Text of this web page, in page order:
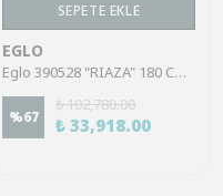
SEPETE EKLE
EGLO
Eglo 390528 "RIAZA" 180 Cm Yüksekliğinde 83 Cm Çapında Alüminyum, Çelik Sarkıt Avize
%67
₺ 102,780.00
₺ 33,918.00